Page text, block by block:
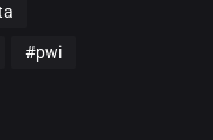
#pwi